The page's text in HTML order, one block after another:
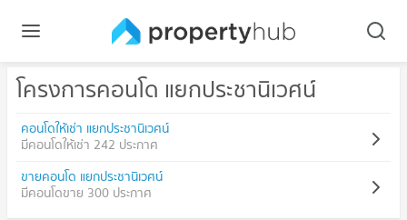
โครงการคอนโด แยกประชานิเวศน์
คอนโดให้เช่า แยกประชานิเวศน์
มีคอนโดให้เช่า 242 ประกาศ
ขายคอนโด แยกประชานิเวศน์
มีคอนโดขาย 300 ประกาศ